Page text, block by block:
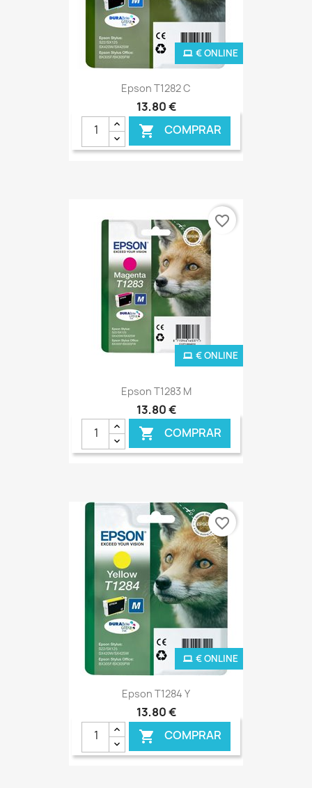
Epson T1282 C
13,80 €
 COMPRAR
€ ONLINE
Epson T1283 M
13,80 €
 COMPRAR
€ ONLINE
favorite_border
Epson T1284 Y
13,80 €
 COMPRAR
€ ONLINE
favorite_border